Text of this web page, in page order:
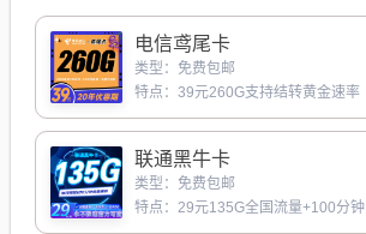
电信鸢尾卡
类型：免费包邮
特点：39元260G支持结转黄金速率
联通黑牛卡
类型：免费包邮
特点：29元135G全国流量+100分钟